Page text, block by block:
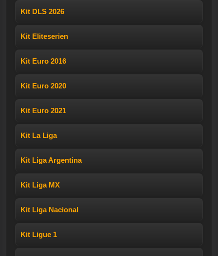
Kit DLS 2026
Kit Eliteserien
Kit Euro 2016
Kit Euro 2020
Kit Euro 2021
Kit La Liga
Kit Liga Argentina
Kit Liga MX
Kit Liga Nacional
Kit Ligue 1